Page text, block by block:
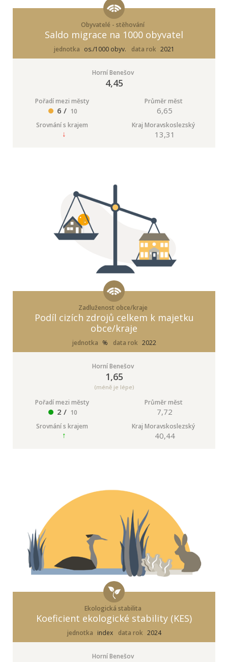
Obyvatelé - stěhování
Saldo migrace na 1000 obyvatel
jednotka os./1000 obyv. data rok 2021
Horní Benešov
4,45
Pořadí mezi městy
6 / 10
Průměr měst
6,65
Srovnání s krajem Kraj Moravskoslezský
13,31
Zadluženost obce/kraje
Podíl cizích zdrojů celkem k majetku
obce/kraje
jednotka % data rok 2022
Horní Benešov
1,65
(méně je lépe)
Pořadí mezi městy
2 / 10
Průměr měst
7,72
Srovnání s krajem Kraj Moravskoslezský
40,44
Ekologická stabilita
Koeficient ekologické stability (KES)
jednotka index data rok 2024
Horní Benešov